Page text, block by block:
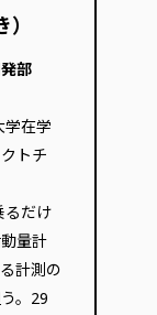
部
学在学
トチ
るだけ
量計
計測の
。29